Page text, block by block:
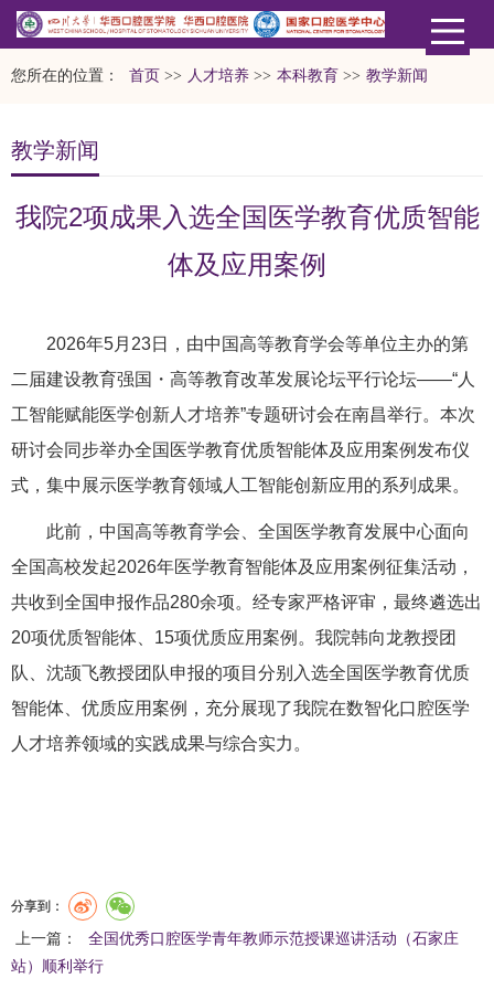
您所在的位置： 首页 >> 人才培养 >> 本科教育 >> 教学新闻
教学新闻
我院2项成果入选全国医学教育优质智能
体及应用案例
2026年5月23日，由中国高等教育学会等单位主办的第
二 届建设教育强国・高等教育改革发展论坛平行论坛——“人
工智能赋能医学创新人才培养”专题研讨会在南昌举行。本次
研讨会同步举办全国医学教育优质智能体及应用案例发布仪
式，集中展示医学教育领域人工智能创新应用的系列成果。
此前，中国高等教育学会、全国医学教育发展中心面向
全国高校发起2026年医学教育智能体及应用案例征集活动，
共收到全国申报作品280余项。经专家严格评审，最终遴选出
20项优质智能体、15项优质应用案例。我院韩向龙教授团
队、沈颉飞教授团队申报的项目分别入选全国医学教育优质
智能体、优质应用案例，充分展现了我院在数智化口腔医学
人才培养领域的实践成果与综合实力。
分享到：
上一篇：
全国优秀口腔医学青年教师示范授课巡讲活动（石家庄
站）顺利举行